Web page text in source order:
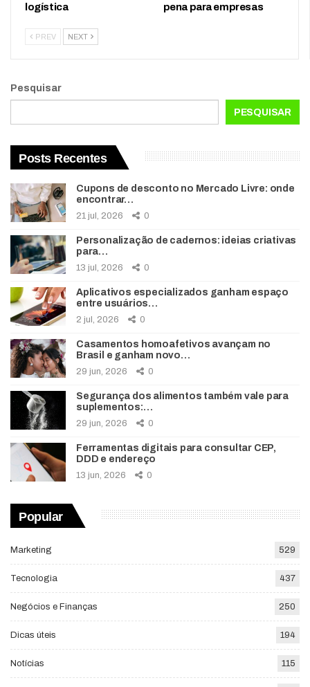
logística
pena para empresas
PREV NEXT
Pesquisar
PESQUISAR
Posts Recentes
Cupons de desconto no Mercado Livre: onde
encontrar…
21 jul, 2026 0
Personalização de cadernos: ideias criativas
para…
13 jul, 2026 0
Aplicativos especializados ganham espaço
entre usuários…
2 jul, 2026 0
Casamentos homoafetivos avançam no
Brasil e ganham novo…
29 jun, 2026 0
Segurança dos alimentos também vale para
suplementos:…
29 jun, 2026 0
Ferramentas digitais para consultar CEP,
DDD e endereço
13 jun, 2026 0
Popular
Marketing 529
Tecnologia 437
Negócios e Finanças 250
Dicas úteis 194
Notícias 115